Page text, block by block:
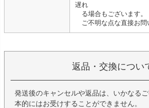
遅れ
る場合もございます。
ご不明な点な直接お問
返品・交換につい
発送後のキャンセルや返品は、いかなる
本的にはお受けすることができません。